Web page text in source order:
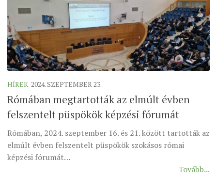
TÖRTÉNELEM
EGYHÁZI INTÉZMÉNYEINK
EGYHÁZMEGYEI LEVÉLTÁR
LELKIPÁSZTOROK
SZERZETESRENDEK
IN MEMORIAM
PLÉBÁNIÁK
ÉSZAKI ESPERESSÉG
KÖZPONTI ESPERESSÉG
DÉLI ESPERESSÉG
HÍREK 2024. SZEPTEMBER 23.
Rómában megtartották az elmúlt évben
felszentelt püspökök képzési fórumát
Rómában, 2024. szeptember 16. és 21. között tartották az
elmúlt évben felszentelt püspökök szokásos római
képzési fórumát…
Tovább...